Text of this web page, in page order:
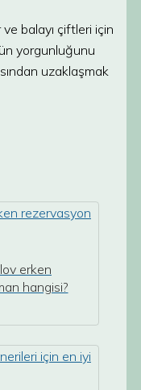
balayı çiftleri için
yorgunluğunu
uzaklaşmak
erken
hangisi?